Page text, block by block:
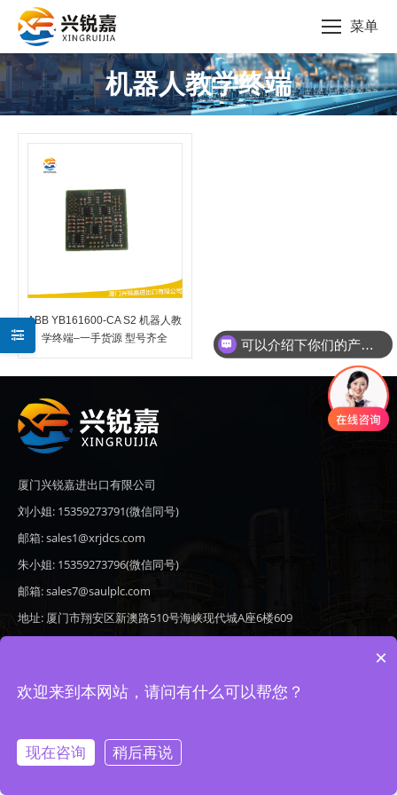
菜单
机器人教学终端
您的位置：
ABB YB161600-CA S2 机器人教
学终端–一手货源 型号齐全
厦门兴锐嘉进出口有限公司
刘小姐: 15359273791(微信同号)
邮箱: sales1@xrjdcs.com
朱小姐: 15359273796(微信同号)
邮箱: sales7@saulplc.com
地址: 厦门市翔安区新澳路510号海峡现代城A座6楼609
Copyright © 2020-2026 厦门兴锐嘉进出口有限公司 版权所有 备案号：
可以介绍下你们的产品么
×
欢迎来到本网站，请问有什么可以帮您？
现在咨询 稍后再说